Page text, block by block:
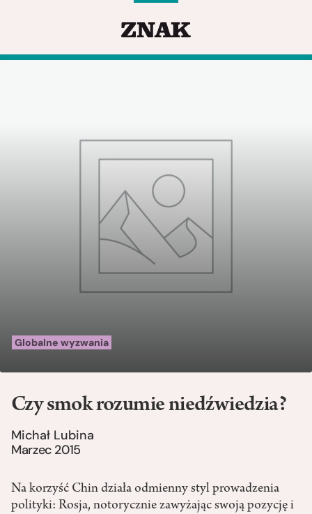
Globalne wyzwania
Czy smok rozumie niedźwiedzia?
Michał Lubina
Marzec 2015
Na korzyść Chin działa odmienny styl prowadzenia
polityki: Rosja, notorycznie zawyżając swoją pozycję i